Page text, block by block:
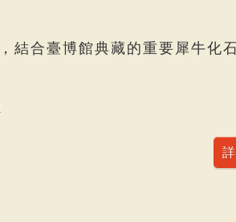
結合臺博館典藏的重要犀牛化